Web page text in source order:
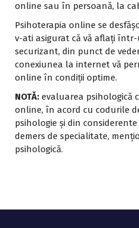
online sau în persoană, la
Psihoterapia online se
v-ati asigurat că vă aflați
securizant, din punct de
conexiunea la internet vă
online în condiții optime.
NOTĂ: evaluarea psihologică
online, în acord cu codurile
psihologie și din
demers de specialitate,
psihologică.